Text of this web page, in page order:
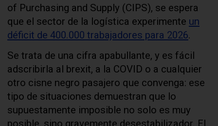
of Purchasing and Supply (CIPS), se espera
que el sector de la logística experimente un
déficit de 400.000 trabajadores para 2026.
Se trata de una cifra apabullante, y es fácil
adscribirla al brexit, a la COVID o a cualquier
otro cisne negro pasajero que convenga: ese
tipo de situaciones demuestran que lo
supuestamente imposible no solo es muy